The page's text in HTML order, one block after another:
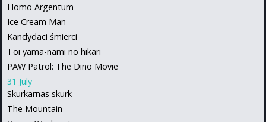
Homo Argentum
Ice Cream Man
Kandydaci śmierci
Toi yama-nami no hikari
PAW Patrol: The Dino Movie
31 July
Skurkarnas skurk
The Mountain